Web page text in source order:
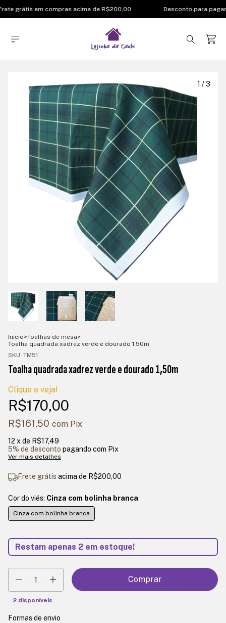
grátis em compras acima de R$200,00 Desconto para
1 /3
Início>Toalhas de mesa>
Toalha quadrada xadrez verde e dourado 1,50m
SKU: TM51
Toalha quadrada xadrez verde e dourado 1,50m
Clique e veja!
R$170,00
R$161,50 com Pix
12 x de R$17,49
5% de desconto pagando com Pix
Ver mais detalhes
Frete grátis acima de R$200,00
Cor do viés: Cinza com bolinha branca
Cinza com bolinha branca
Restam apenas 2 em estoque!
2 disponíveis
Entregas para o CEP:
Formas de envio